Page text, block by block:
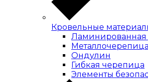
Кровельные
Ламинированная
Металлочерепица
Ондулин
Гибкая черепица
Элементы